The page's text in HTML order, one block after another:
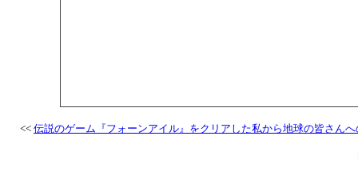
<< 伝説のゲーム『フォーンアイル』をクリアした私から地球の皆さん